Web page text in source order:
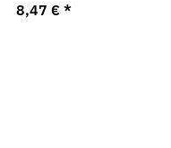
8,47 €*